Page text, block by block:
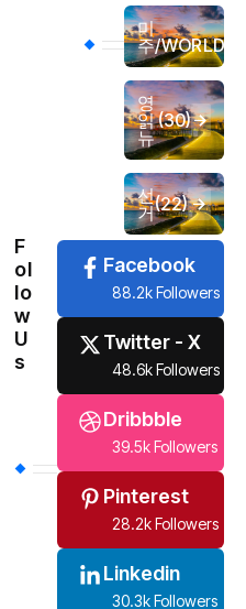
미
주/WORLD
영
읽
뉴
(30)
선
거(22)
F
ol
lo
w
U
s
Facebook
88.2k Followers
Twitter - X
48.6k Followers
Dribbble
39.5k Followers
Pinterest
28.2k Followers
Linkedin
30.3k Followers